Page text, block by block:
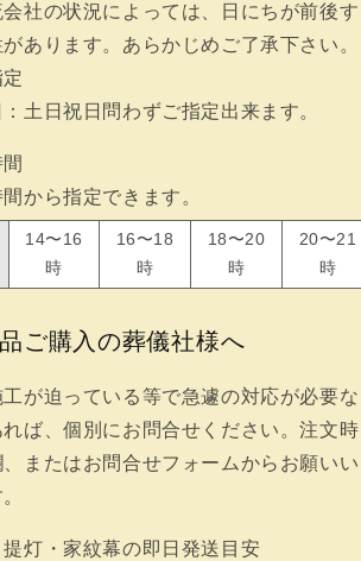
社の状況によっては、日にちが前後す
あります。あらかじめご了承下さい。
：土日祝日問わずご指定出来ます。
から指定できます。
14〜16
時
16〜18
時
18〜20
時
20〜21
時
ご購入の葬儀社様へ
が迫っている等で急遽の対応が必要な
れば、個別にお問合せください。注文時
またはお問合せフォームからお願いい
提灯・家紋幕の即日発送目安